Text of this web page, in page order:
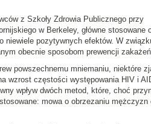
z Szkoły Zdrowia Publicznego przy
w Berkeley, główne stosowane
niewiele pozytywnych efektów. W
obecnie sposobom prewencji
powszechnemu mniemaniu, niektóre
wzrost częstości występowania HIV i
wpływ dwóch metod, które, choć
mowa o obrzezaniu